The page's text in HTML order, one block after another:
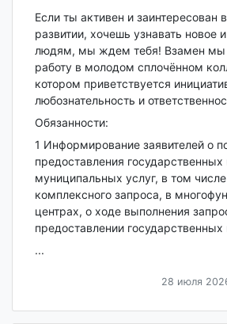
Если ты активен и заинтересован
развитии, хочешь узнавать новое
людям, мы ждем тебя! Взамен мы
работу в молодом сплочённом
котором приветствуется
любознательность и
Обязанности:
1 Информирование заявителей о
предоставления государственных
муниципальных услуг, в том
комплексного запроса, в
центрах, о ходе выполнения
предоставлении государственных
...
28 июля